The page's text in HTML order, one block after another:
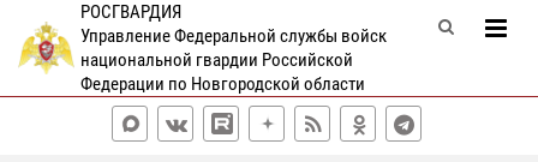
РОСГВАРДИЯ
Управление Федеральной службы войск
национальной гвардии Российской
Федерации по Новгородской области